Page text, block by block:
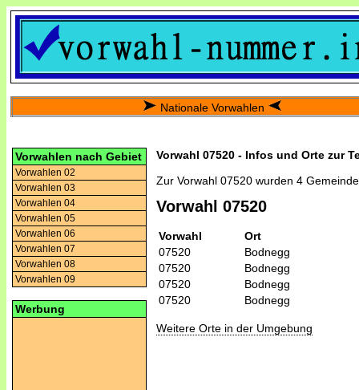
Nationale Vorwahlen
Vorwahlen nach Gebiet
Vorwahlen 02
Vorwahlen 03
Vorwahlen 04
Vorwahlen 05
Vorwahlen 06
Vorwahlen 07
Vorwahlen 08
Vorwahlen 09
Werbung
Vorwahl 07520 - Infos und Orte zur
Zur Vorwahl 07520 wurden 4
Vorwahl 07520
Vorwahl
Ort
07520
Bodnegg
07520
Bodnegg
07520
Bodnegg
07520
Bodnegg
Weitere Orte in der Umgebung